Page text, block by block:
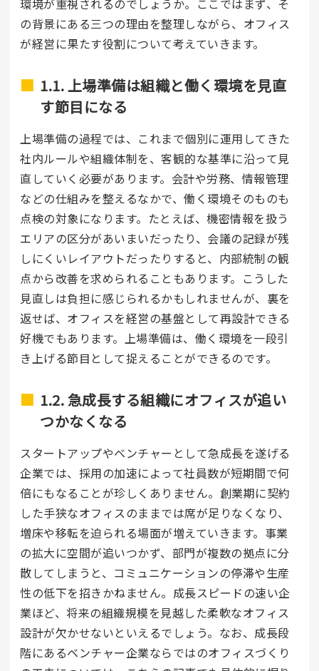
環境が重視されるのでしょうか。ここではまず、そ
の背景にある三つの理由を整理しながら、オフィス
が経営に果たす役割について考えていきます。
1.1. 上場準備は組織と働く環境を見直
す節目になる
上場準備の過程では、これまで個別に運用してきた
社内ルールや組織体制を、客観的な基準に沿って見
直していく必要があります。会計や労務、情報管理
などの仕組みを整えるなかで、働く環境そのものも
点検の対象になります。たとえば、機密情報を扱う
エリアの区分があいまいだったり、会議の記録が残
しにくいレイアウトだったりすると、内部統制の観
点から改善を求められることもあります。こうした
見直しは負担に感じられるかもしれませんが、裏を
返せば、オフィスを経営の基盤として再設計できる
好機でもあります。上場準備は、働く環境を一段引
き上げる節目として捉えることができるのです。
1.2. 急成長する組織にオフィスが追い
つかなくなる
スタートアップやベンチャーとして急成長を遂げる
企業では、採用の加速によって社員数が短期間で何
倍にもなることが珍しくありません。創業期に契約
した手狭なオフィスのままでは席が足りなくなり、
増床や移転を迫られる場面が増えていきます。事業
の拡大に空間が追いつかず、部門が複数の拠点に分
散してしまうと、コミュニケーションの停滞や生産
性の低下を招きかねません。成長スピードの速い企
業ほど、将来の組織規模を見越した柔軟なオフィス
設計が欠かせないといえるでしょう。なお、成長段
階にあるベンチャー企業ならではのオフィスづくり